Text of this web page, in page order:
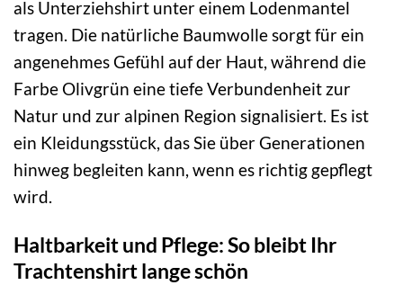
als Unterziehshirt unter einem Lodenmantel
tragen. Die natürliche Baumwolle sorgt für ein
angenehmes Gefühl auf der Haut, während die
Farbe Olivgrün eine tiefe Verbundenheit zur
Natur und zur alpinen Region signalisiert. Es ist
ein Kleidungsstück, das Sie über Generationen
hinweg begleiten kann, wenn es richtig gepflegt
wird.
Haltbarkeit und Pflege: So bleibt Ihr
Trachtenshirt lange schön